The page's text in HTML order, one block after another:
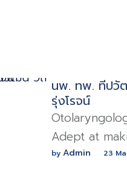
นพ. ทพ. ทีปวั
รุ่งโรจน์
Adept at
patients
by Admin 23